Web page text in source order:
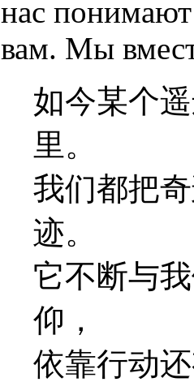
нас
вам. Мы
如今某个
里。
我们都把
迹。
它不断与
仰，
依靠行动